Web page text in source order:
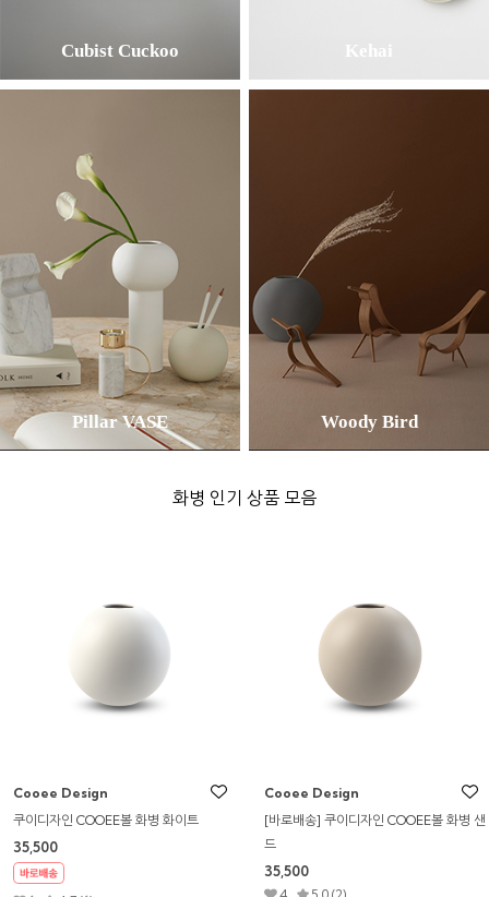
Cubist Cuckoo Kehai
Pillar VASE Woody Bird
화병 인기 상품 모음
Cooee Design
쿠이디자인 COOEE볼 화병 블러쉬
35,500
Cooee Design
쿠이디자인 COOEE볼 화병 그레이
35,500